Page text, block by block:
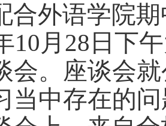
合外语学院
10月 28 日下
会。座谈会
当中存在的